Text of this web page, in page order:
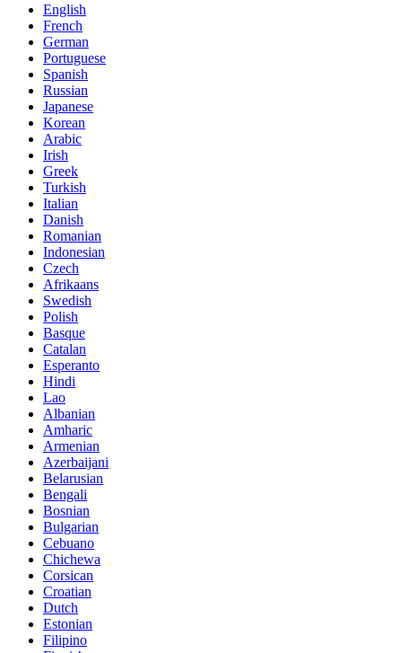
English
French
German
Portuguese
Spanish
Russian
Japanese
Korean
Arabic
Irish
Greek
Turkish
Italian
Danish
Romanian
Indonesian
Czech
Afrikaans
Swedish
Polish
Basque
Catalan
Esperanto
Hindi
Lao
Albanian
Amharic
Armenian
Azerbaijani
Belarusian
Bengali
Bosnian
Bulgarian
Cebuano
Chichewa
Corsican
Croatian
Dutch
Estonian
Filipino